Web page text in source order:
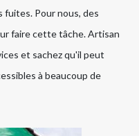
fuites. Pour nous, des
faire cette tâche. Artisan
et sachez qu'il peut
à beaucoup de